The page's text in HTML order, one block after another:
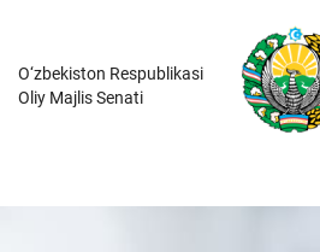
O‘zbekiston Respublikasi
Oliy Majlis Senati